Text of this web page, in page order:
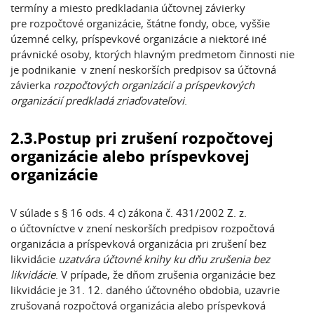
termíny a miesto predkladania účtovnej závierky
pre rozpočtové organizácie, štátne fondy, obce, vyššie
územné celky, príspevkové organizácie a niektoré iné
právnické osoby, ktorých hlavným predmetom činnosti nie
je podnikanie v znení neskorších predpisov sa účtovná
závierka rozpočtových organizácií a príspevkových
organizácií predkladá zriaďovateľovi.
2.3.Postup pri zrušení rozpočtovej
organizácie alebo príspevkovej
organizácie
V súlade s § 16 ods. 4 c) zákona č. 431/2002 Z. z.
o účtovníctve v znení neskorších predpisov rozpočtová
organizácia a príspevková organizácia pri zrušení bez
likvidácie uzatvára účtovné knihy ku dňu zrušenia bez
likvidácie. V prípade, že dňom zrušenia organizácie bez
likvidácie je 31. 12. daného účtovného obdobia, uzavrie
zrušovaná rozpočtová organizácia alebo príspevková